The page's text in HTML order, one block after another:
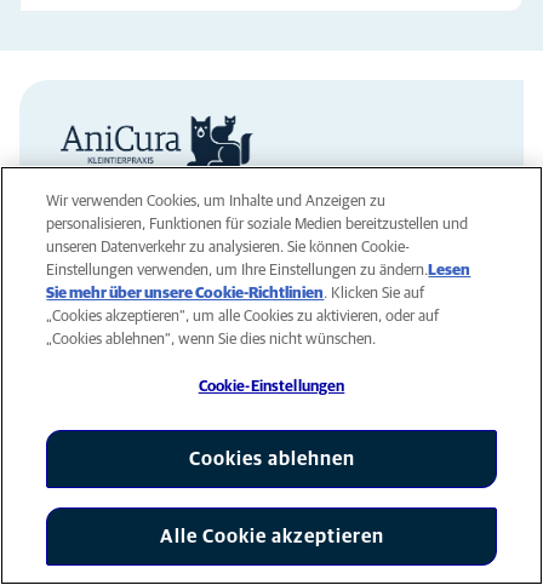
Den Standort kontaktieren
Eichenstrasse 1, 6210 Sursee
kleintierchirurgie@anicura.ch
Die Klinik in den sozialen Medien
Cookie-Einstellungen
Wir verwenden Cookies, um Inhalte und Anzeigen zu
personalisieren, Funktionen für soziale Medien bereitzustellen und
unseren Datenverkehr zu analysieren. Sie können Cookie-
Einstellungen verwenden, um Ihre Einstellungen zu ändern. Lesen
Sie mehr über unsere Cookie-Richtlinien(opens in a new tab)
. Klicken Sie auf
„Cookies akzeptieren“, um alle Cookies zu aktivieren, oder auf
„Cookies ablehnen“, wenn Sie dies nicht wünschen.
Cookie-Einstellungen
Cookies ablehnen
Alle Cookie akzeptieren